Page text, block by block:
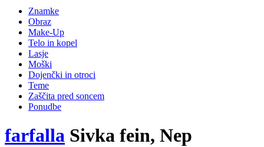
Znamke
Obraz
Make-Up
Telo in kopel
Lasje
Moški
Dojenčki in otroci
Teme
Zaščita pred soncem
Ponudbe
farfalla Sivka fein, Nep